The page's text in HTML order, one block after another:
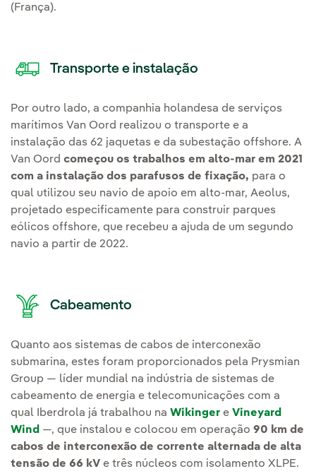
(França).
Transporte e instalação
Por outro lado, a companhia holandesa de serviços
marítimos Van Oord realizou o transporte e a
instalação das 62 jaquetas e da subestação offshore. A
Van Oord começou os trabalhos em alto-mar em 2021
com a instalação dos parafusos de fixação, para o
qual utilizou seu navio de apoio em alto-mar, Aeolus,
projetado especificamente para construir parques
eólicos offshore, que recebeu a ajuda de um segundo
navio a partir de 2022.
Cabeamento
Quanto aos sistemas de cabos de interconexão
submarina, estes foram proporcionados pela Prysmian
Group — líder mundial na indústria de sistemas de
cabeamento de energia e telecomunicações com a
qual Iberdrola já trabalhou na Wikinger e Vineyard
Wind —, que instalou e colocou em operação 90 km de
cabos de interconexão de corrente alternada de alta
tensão de 66 kV e três núcleos com isolamento XLPE.